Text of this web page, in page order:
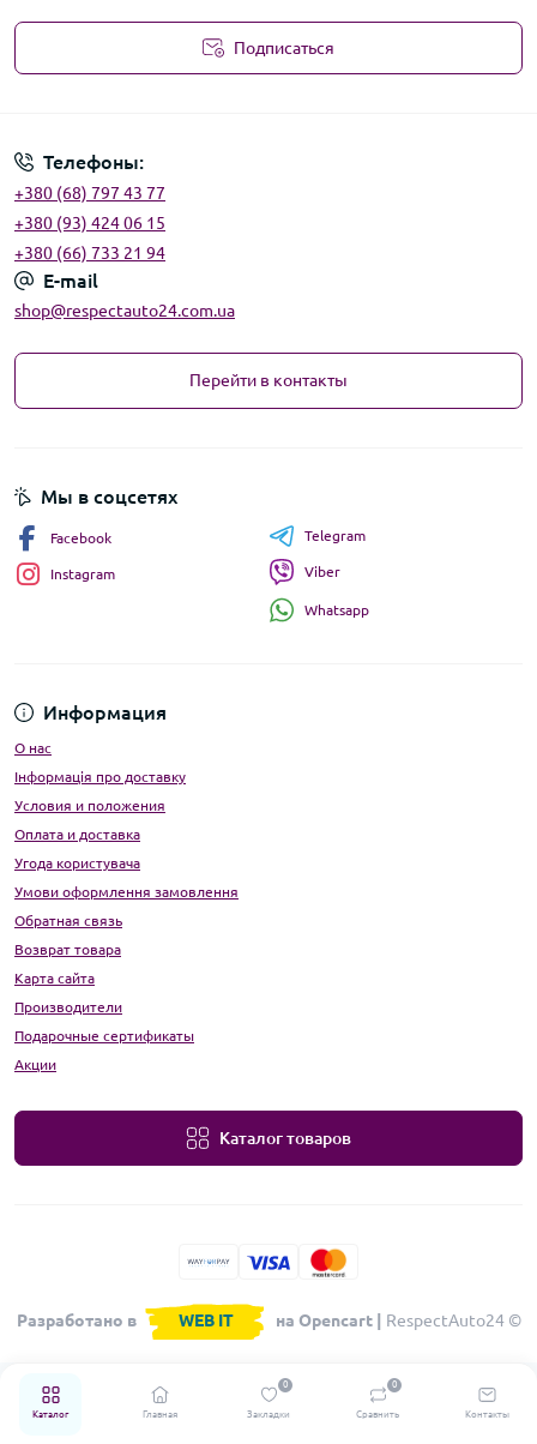
Каталог Главная Закладки
0
Сравнить
0
Контакты
Подписаться
Телефоны:
+380 (68) 797 43 77
+380 (93) 424 06 15
+380 (66) 733 21 94
E-mail
shop@respectauto24.com.ua
Перейти в контакты
Информация
О нас
Інформація про доставку
Условия и положения
Оплата и доставка
Угода користувача
Умови оформлення замовлення
Обратная связь
Возврат товара
Карта сайта
Производители
Подарочные сертификаты
Акции
Каталог товаров
Мы в соцсетях
Facebook
Instagram
Telegram
Viber
Whatsapp
Разработано в WEB IT на Opencart | RespectAuto24 ©